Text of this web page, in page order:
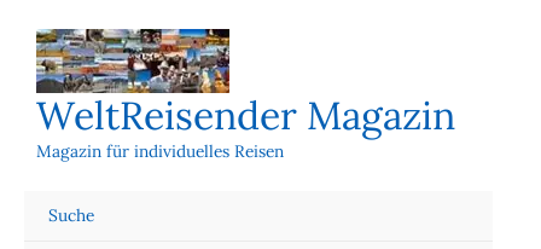
Inhalt
springen
WeltReisender Magazin
Magazin für individuelles Reisen
Suche